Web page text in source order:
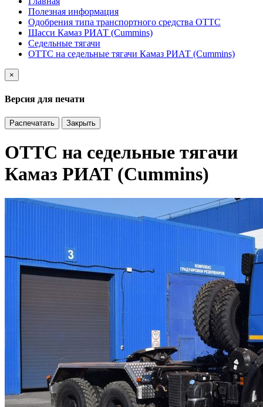
Полезная информация
Одобрения типа транспортного средства ОТТС
Шасси Камаз РИАТ (Cummins)
Седельные тягачи
ОТТС на седельные тягачи Камаз РИАТ (Cummins)
×
Версия для печати
Распечатать Закрыть
ОТТС на седельные тягачи
Камаз РИАТ (Cummins)